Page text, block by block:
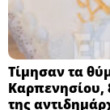
Τίμησαν τα
Καρπενησίου,
της